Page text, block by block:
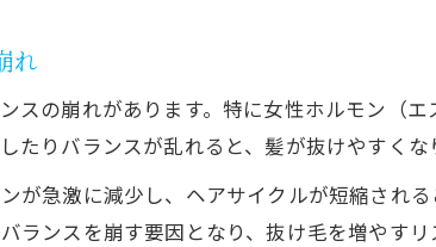
抜け毛を防ぐには女性ホルモンの
抜け毛対策で女性ホルモンの役割
れ
スの崩れがあります。特に女性ホルモン（
りバランスが乱れると、髪が抜けやすくな
が急激に減少し、ヘアサイクルが短縮され
ンスを崩す要因となり、抜け毛を増やすリ